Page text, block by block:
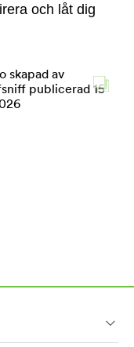
och låt dig